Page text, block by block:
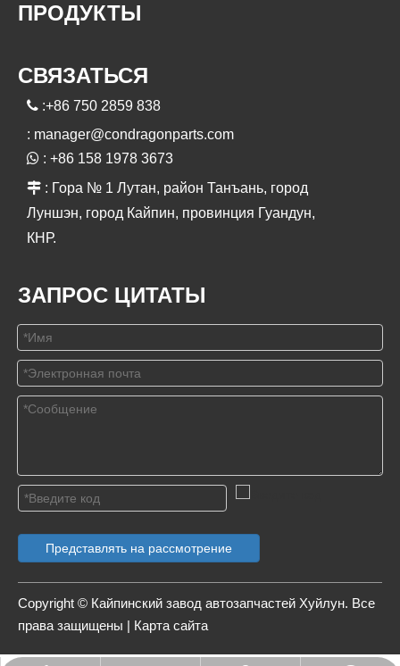
ПРОДУКТЫ
СВЯЗАТЬСЯ
 :+86 750 2859 838
: manager@condragonparts.com
 : +86 158 1978 3673
 : Гора № 1 Лутан, район Танъань, город
Луншэн, город Кайпин, провинция Гуандун,
КНР.
ЗАПРОС ЦИТАТЫ
Представлять на рассмотрение
Copyright © Кайпинский завод автозапчастей Хуйлун. Все
права защищены | Карта сайта